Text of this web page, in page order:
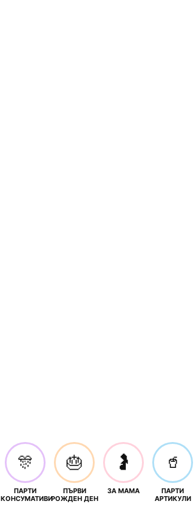
🎊
ПАРТИ
КОНСУМАТИВИ
🎂
ПЪРВИ
РОЖДЕН ДЕН
🤰
ЗА МАМА
🥤
ПАРТИ
АРТИКУЛИ